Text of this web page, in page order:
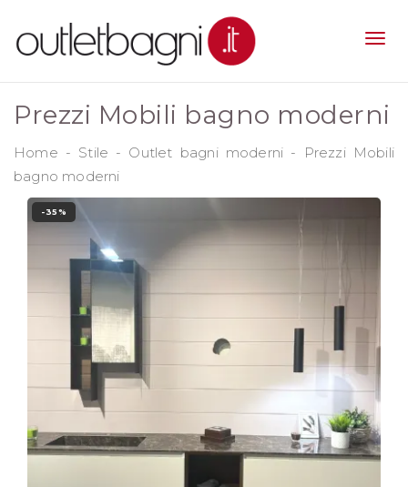
Prezzi Mobili bagno moderni
Home - Stile - Outlet bagni moderni -
Prezzi Mobili
bagno moderni
-35%